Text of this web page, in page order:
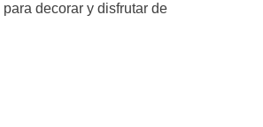
decorar y disfrutar de